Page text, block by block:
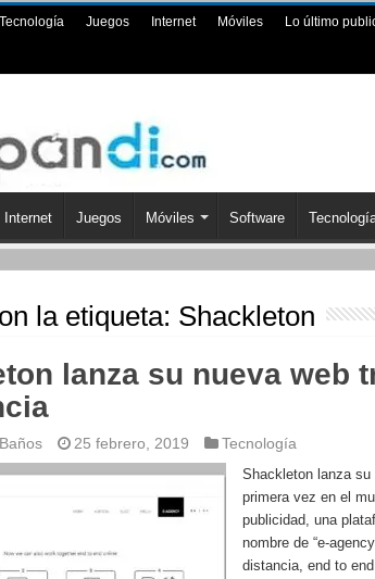
Tecnología Juegos Internet Móviles Lo último
Internet Juegos Móviles Software
la etiqueta: Shackleton
lanza su nueva web
25 febrero, 2019 Tecnología
Shackleton lanza su
primera vez en el
publicidad, una
nombre de “e-
distancia, end to